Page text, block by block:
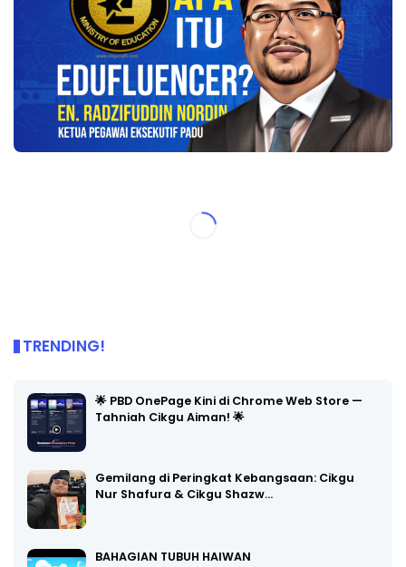
TRENDING!
🌟 PBD OnePage Kini di Chrome Web Store —
Tahniah Cikgu Aiman! 🌟
Gemilang di Peringkat Kebangsaan: Cikgu
Nur Shafura & Cikgu Shazw…
BAHAGIAN TUBUH HAIWAN